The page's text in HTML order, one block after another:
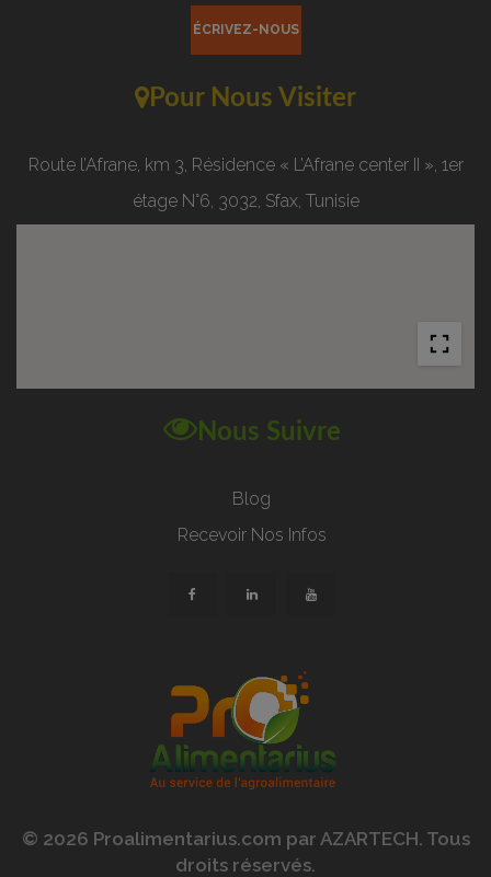
ÉCRIVEZ-NOUS
Pour Nous Visiter
Route l’Afrane, km 3, Résidence « L’Afrane center II », 1er
étage N°6, 3032, Sfax, Tunisie
Nous Suivre
Blog
Recevoir Nos Infos
© 2026 Proalimentarius.com par AZARTECH. Tous
droits réservés.